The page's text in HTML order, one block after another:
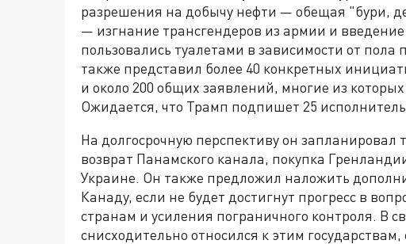
разрешения на добычу нефти — обещая "бури,
— изгнание трансгендеров из армии и
пользовались туалетами в зависимости от
также представил более 40 конкретных
и около 200 общих заявлений, многие из
Ожидается, что Трамп подпишет 25
На долгосрочную перспективу он
возврат Панамского канала, покупка
Украине. Он также предложил наложить
Канаду, если не будет достигнут прогресс в
странам и усиления пограничного контроля. В
снисходительно относился к этим